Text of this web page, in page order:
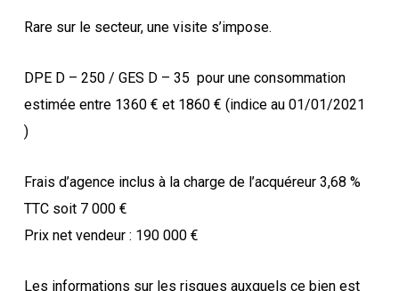
Rare sur le secteur, une visite s’impose.
DPE D – 250 / GES D – 35 pour une consommation
estimée entre 1360 € et 1860 € (indice au 01/01/2021
)
Frais d’agence inclus à la charge de l’acquéreur 3,68 %
TTC soit 7 000 €
Prix net vendeur : 190 000 €
Les informations sur les risques auxquels ce bien est